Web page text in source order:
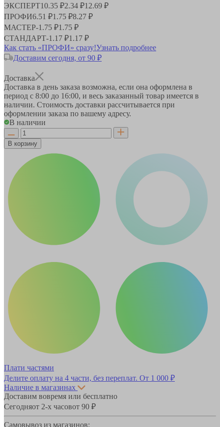
ЭКСПЕРТ10.35 ₽2.34 ₽12.69 ₽
ПРОФИ6.51 ₽1.75 ₽8.27 ₽
МАСТЕР-1.75 ₽1.75 ₽
СТАНДАРТ-1.17 ₽1.17 ₽
Как стать «ПРОФИ» сразу!Узнать подробнее
Доставим сегодня, от 90 ₽
Доставка
Доставка в день заказа возможна, если она оформлена в
период с 8:00 до 16:00, и весь заказанный товар имеется в
наличии. Стоимость доставки рассчитывается при
оформлении заказа по вашему адресу.
В наличии
В корзину
Плати частями
Делите оплату на 4 части, без переплат. От 1 000 ₽
Наличие в магазинах
Доставим вовремя или бесплатно
Сегодняот 2-х часовот 90 ₽
Самовывоз из магазинов: